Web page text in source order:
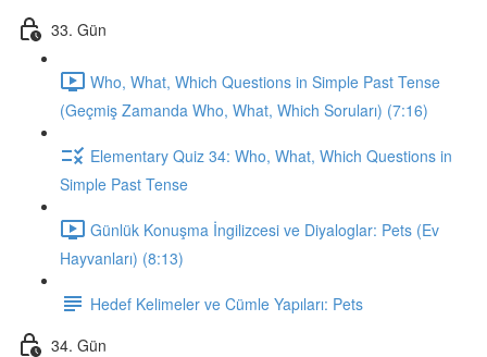
33. Gün
Who, What, Which Questions in Simple Past Tense
(Geçmiş Zamanda Who, What, Which Soruları) (7:16)
Elementary Quiz 34: Who, What, Which Questions in
Simple Past Tense
Günlük Konuşma İngilizcesi ve Diyaloglar: Pets (Ev
Hayvanları) (8:13)
Hedef Kelimeler ve Cümle Yapıları: Pets
34. Gün